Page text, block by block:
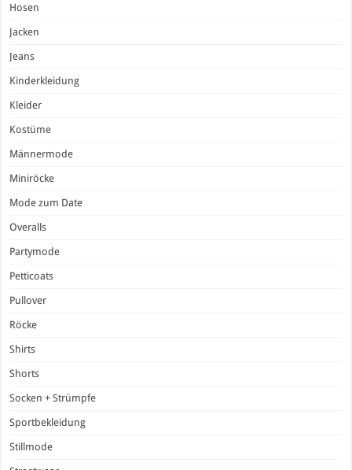
Hosen
Jacken
Jeans
Kinderkleidung
Kleider
Kostüme
Männermode
Miniröcke
Mode zum Date
Overalls
Partymode
Petticoats
Pullover
Röcke
Shirts
Shorts
Socken + Strümpfe
Sportbekleidung
Stillmode